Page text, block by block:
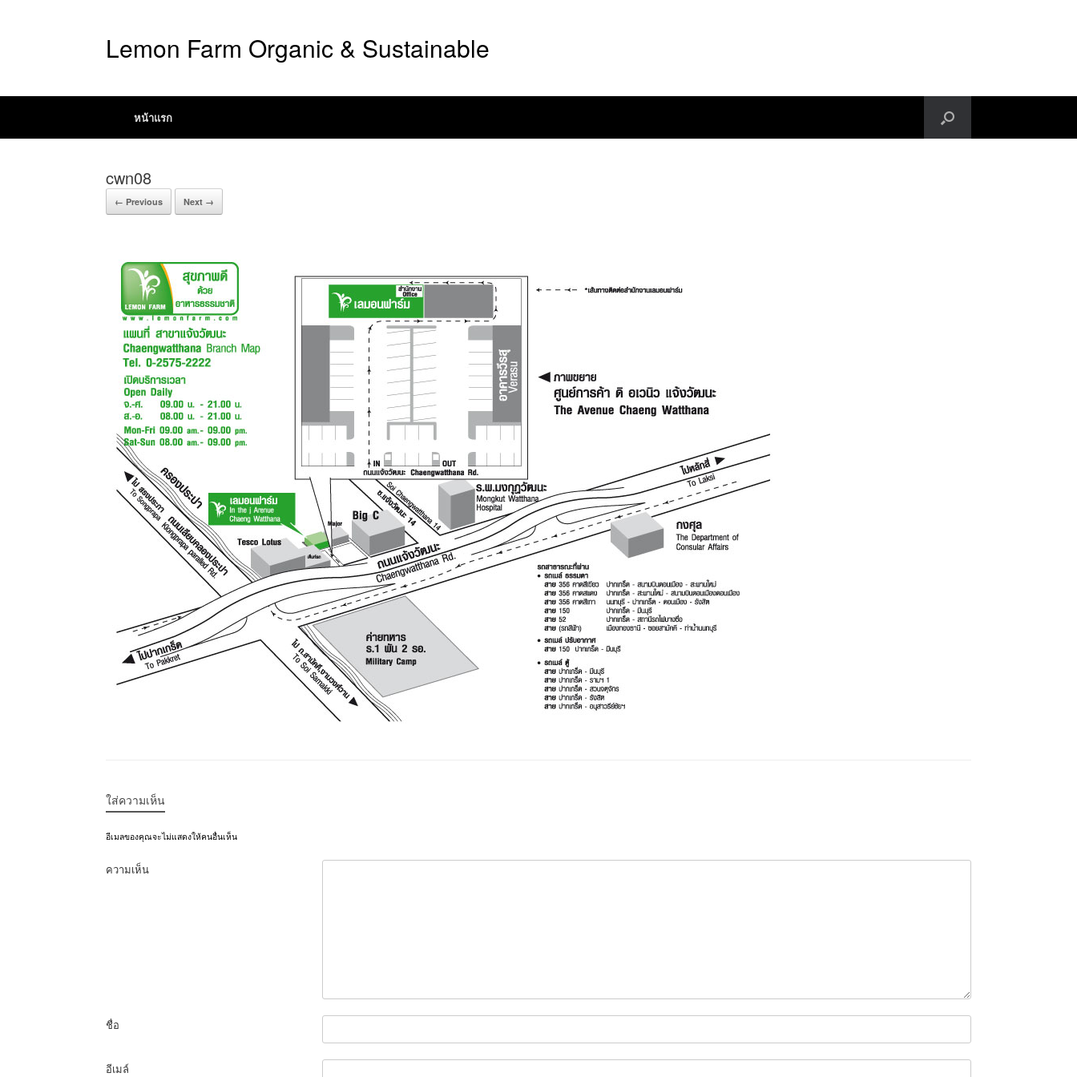
Lemon Farm Organic & Sustainable
หน้าแรก
cwn08
← Previous Next →
ใส่ความเห็น
อีเมลของคุณจะไม่แสดงให้คนอื่นเห็น
ความเห็น
ชื่อ
อีเมล์